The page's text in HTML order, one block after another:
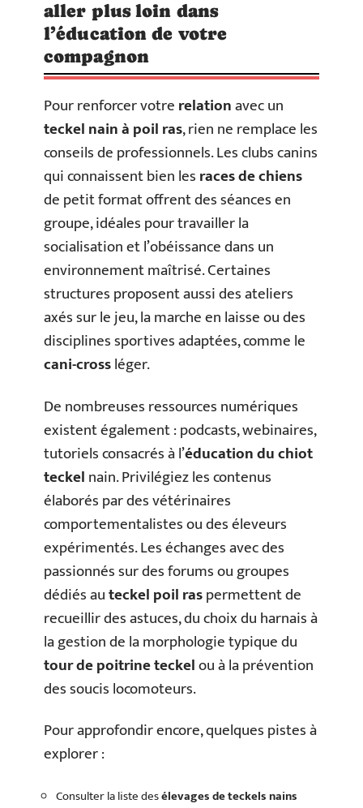
aller plus loin dans
l’éducation de votre
compagnon
Pour renforcer votrerelationavec un
teckel nain à poil ras, rien ne remplace les
conseils de professionnels. Les clubs canins
qui connaissent bien lesraces de chiens
de petit format offrent des séances en
groupe, idéales pour travailler la
socialisation et l’obéissance dans un
environnement maîtrisé. Certaines
structures proposent aussi des ateliers
axés sur le jeu, la marche en laisse ou des
disciplines sportives adaptées, comme le
cani-crossléger.
De nombreuses ressources numériques
existent également : podcasts, webinaires,
tutoriels consacrés à l’éducation du chiot
teckelnain. Privilégiez les contenus
élaborés par des vétérinaires
comportementalistes ou des éleveurs
expérimentés. Les échanges avec des
passionnés sur des forums ou groupes
dédiés auteckel poil raspermettent de
recueillir des astuces, du choix du harnais à
la gestion de la morphologie typique du
tour de poitrine teckelou à la prévention
des soucis locomoteurs.
Pour approfondir encore, quelques pistes à
explorer :
Consulter la liste desélevages de teckels nains